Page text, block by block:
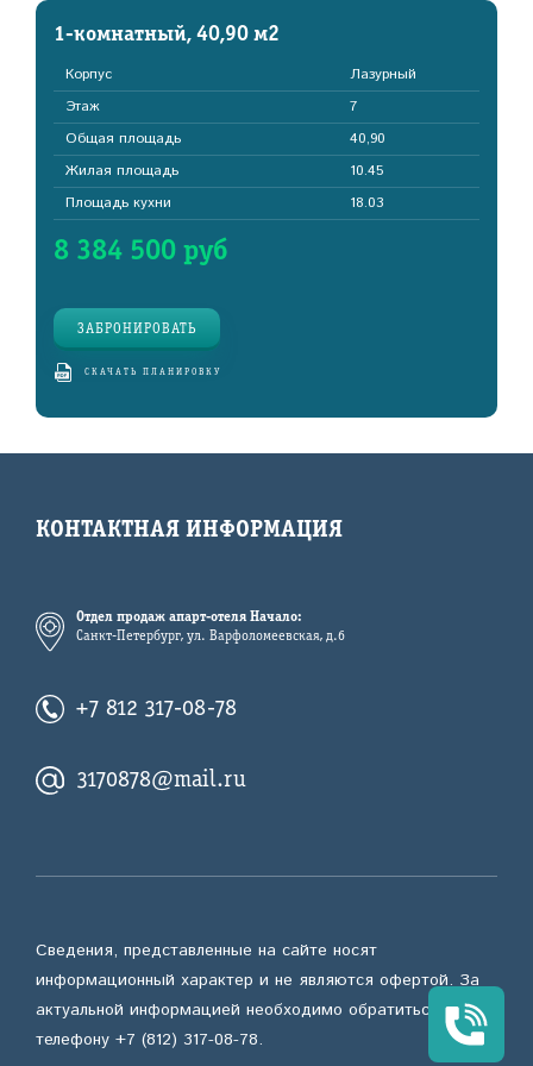
1-комнатный, 40,90 м2
Корпус
Лазурный
Этаж
7
Общая площадь
40,90
Жилая площадь
10.45
Площадь кухни
18.03
8 384 500 руб
ЗАБРОНИРОВАТЬ
СКАЧАТЬ ПЛАНИРОВКУ
КОНТАКТНАЯ ИНФОРМАЦИЯ
Отдел продаж апарт-отеля Начало:
Санкт-Петербург, ул. Варфоломеевская, д.6
+7 812 317-08-78
3170878@mail.ru
Сведения, представленные на сайте носят
информационный характер и не являются офертой. За
актуальной информацией необходимо обратиться по
телефону +7 (812) 317-08-78.